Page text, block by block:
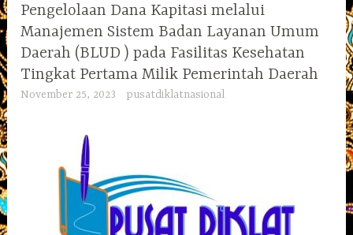
Pengelolaan Dana Kapitasi melalui
Manajemen Sistem Badan Layanan Umum
Daerah (BLUD ) pada Fasilitas Kesehatan
Tingkat Pertama Milik Pemerintah Daerah
November 25, 2023 pusatdiklatnasional